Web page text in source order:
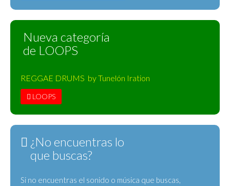
Nueva categoría
de LOOPS
REGGAE DRUMS by Tunelón Iration
LOOPS
¿No encuentras lo
que buscas?
Si no encuentras el sonido o música que buscas,